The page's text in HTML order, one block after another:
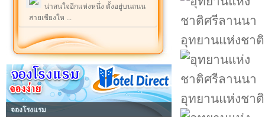
น่าสนใจอีกแห่งหนึ่ง ตั้งอยู่บนถนน
สายเชียงให ...
จองโรงแรม
อุทยานแห่งชา
อุทยานแห่งชา